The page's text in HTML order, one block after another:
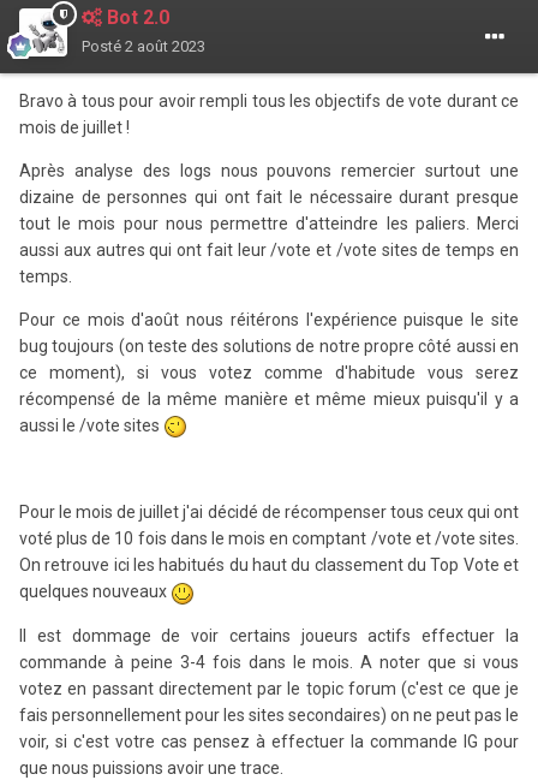
Bot 2.0
Posté 2 août 2023
Bravo à tous pour avoir rempli tous les objectifs de vote durant ce
mois de juillet !
Après analyse des logs nous pouvons remercier surtout une
dizaine de personnes qui ont fait le nécessaire durant presque
tout le mois pour nous permettre d'atteindre les paliers. Merci
aussi aux autres qui ont fait leur /vote et /vote sites de temps en
temps.
Pour ce mois d'août nous réitérons l'expérience puisque le site
bug toujours (on teste des solutions de notre propre côté aussi en
ce moment), si vous votez comme d'habitude vous serez
récompensé de la même manière et même mieux puisqu'il y a
aussi le /vote sites
Pour le mois de juillet j'ai décidé de récompenser tous ceux qui ont
voté plus de 10 fois dans le mois en comptant /vote et /vote sites.
On retrouve ici les habitués du haut du classement du Top Vote et
quelques nouveaux
Il est dommage de voir certains joueurs actifs effectuer la
commande à peine 3-4 fois dans le mois. A noter que si vous
votez en passant directement par le topic forum (c'est ce que je
fais personnellement pour les sites secondaires) on ne peut pas le
voir, si c'est votre cas pensez à effectuer la commande IG pour
que nous puissions avoir une trace.